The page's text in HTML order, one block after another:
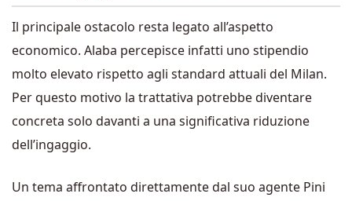
Il principale ostacolo resta legato all’aspetto
economico. Alaba percepisce infatti uno stipendio
molto elevato rispetto agli standard attuali del Milan.
Per questo motivo la trattativa potrebbe diventare
concreta solo davanti a una significativa riduzione
dell’ingaggio.
Un tema affrontato direttamente dal suo agente Pini